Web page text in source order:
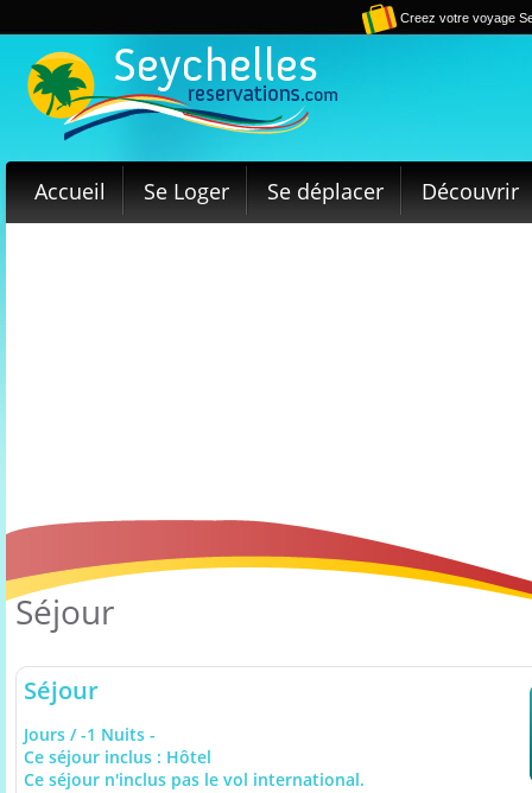
Creez votre voyage
Accueil Se Loger Se déplacer Découvrir
Séjour
Séjour
Jours / -1 Nuits -
Ce séjour inclus : Hôtel
Ce séjour n'inclus pas le vol international.